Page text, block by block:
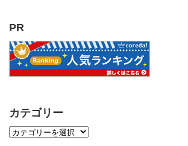
PR
カテゴリー